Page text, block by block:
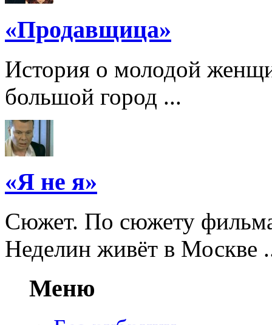
«Продавщица»
История о молодой
большой город ...
«Я не я»
Сюжет. По сюжету
Неделин живёт в Москве
Меню